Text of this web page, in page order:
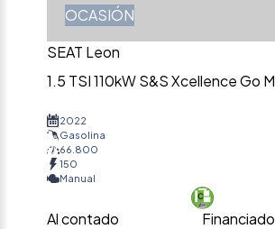
OCASIÓN
SEAT Leon
1.5 TSI 110kW S&S Xcellence Go M
2022
Gasolina
66.800
150
Manual
Al contado
Financiado